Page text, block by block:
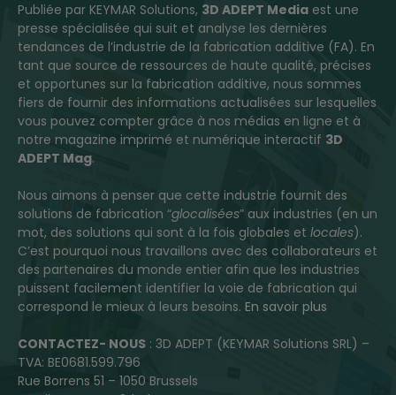
Publiée par KEYMAR Solutions, 3D ADEPT Media est une
presse spécialisée qui suit et analyse les dernières
tendances de l’industrie de la fabrication additive (FA). En
tant que source de ressources de haute qualité, précises
et opportunes sur la fabrication additive, nous sommes
fiers de fournir des informations actualisées sur lesquelles
vous pouvez compter grâce à nos médias en ligne et à
notre magazine imprimé et numérique interactif 3D
ADEPT Mag.
Nous aimons à penser que cette industrie fournit des
solutions de fabrication “glocalisées” aux industries (en un
mot, des solutions qui sont à la fois globales et locales).
C’est pourquoi nous travaillons avec des collaborateurs et
des partenaires du monde entier afin que les industries
puissent facilement identifier la voie de fabrication qui
correspond le mieux à leurs besoins. En savoir plus
CONTACTEZ- NOUS : 3D ADEPT (KEYMAR Solutions SRL) –
TVA: BE0681.599.796
Rue Borrens 51 – 1050 Brussels